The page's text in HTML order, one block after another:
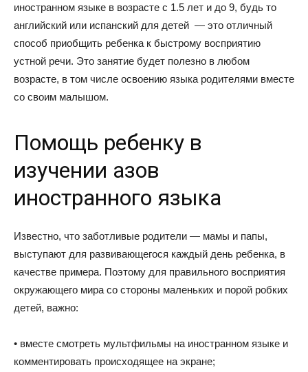
иностранном языке в возрасте с 1.5 лет и до 9, будь то
английский или испанский для детей — это отличный
способ приобщить ребенка к быстрому восприятию
устной речи. Это занятие будет полезно в любом
возрасте, в том числе освоению языка родителями вместе
со своим малышом.
Помощь ребенку в
изучении азов
иностранного языка
Известно, что заботливые родители — мамы и папы,
выступают для развивающегося каждый день ребенка, в
качестве примера. Поэтому для правильного восприятия
окружающего мира со стороны маленьких и порой робких
детей, важно:
• вместе смотреть мультфильмы на иностранном языке и
комментировать происходящее на экране;